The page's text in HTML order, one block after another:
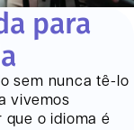
para
sem nunca tê-lo
vivemos
que o idioma é